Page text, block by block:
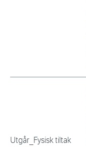
Utgår_Fysisk tiltak